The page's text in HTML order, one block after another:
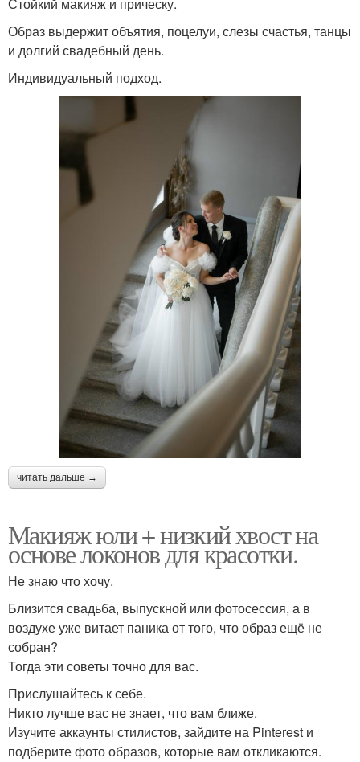
Образ выдержит объятия, поцелуи, слезы счастья, танцы
и долгий свадебный день.
Индивидуальный подход.
читать дальше →
Макияж юли + низкий хвост на
основе локонов для красотки.
Не знаю что хочу.
Близится свадьба, выпускной или фотосессия, а в
воздухе уже витает паника от того, что образ ещё не
собран?
Тогда эти советы точно для вас.
Прислушайтесь к себе.
Никто лучше вас не знает, что вам ближе.
Изучите аккаунты стилистов, зайдите на Pinterest и
подберите фото образов, которые вам откликаются.